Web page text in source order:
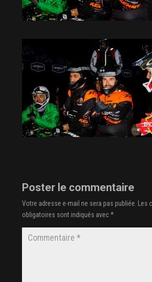
Poster le commentaire
Votre adresse e-mail ne sera pas publiée.
Les
obligatoires sont indiqués avec*